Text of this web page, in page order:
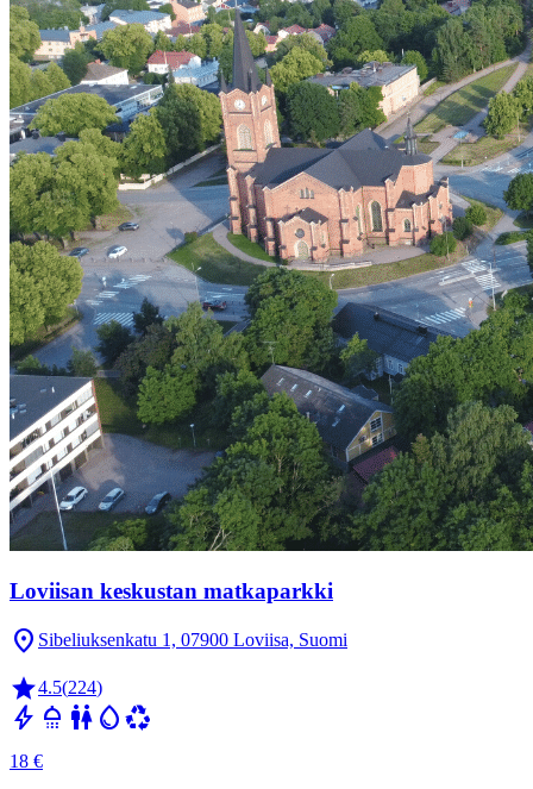
Loviisan keskustan matkaparkki
location_on Sibeliuksenkatu 1, 07900 Loviisa, Suomi
star4.5(224)
bolt shower wc water_droprecycling
18 €